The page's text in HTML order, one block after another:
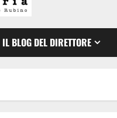
IL BLOG DEL DIRETTORE